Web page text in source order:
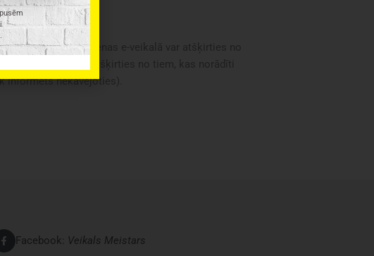
Produktu cenas e-veikalā var atšķirties no
nekavējoties).
Facebook: Veikals Meistars
.